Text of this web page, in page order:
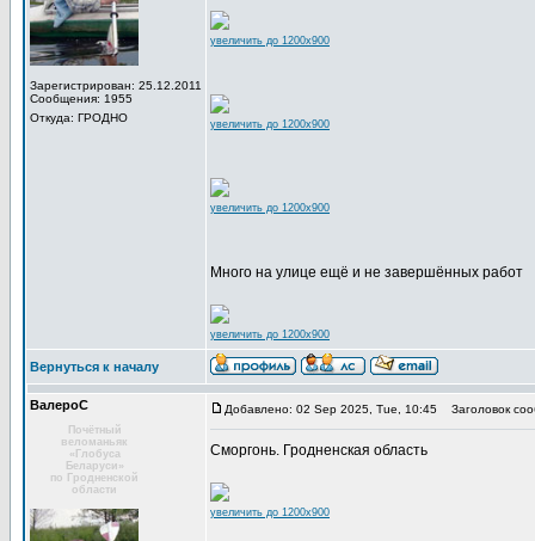
Зарегистрирован: 25.12.2011
Сообщения: 1955
Откуда: ГРОДНО
увеличить до 1200x900
увеличить до 1200x900
увеличить до 1200x900
Много на улице ещё и не завершённых работ
увеличить до 1200x900
Вернуться к началу
ВалероС
Почётный
веломаньяк
«Глобуса
Беларуси»
по Гродненской
области
Добавлено: 02 Sep 2025, Tue, 10:45 Заголовок
Сморгонь. Гродненская область
увеличить до 1200x900